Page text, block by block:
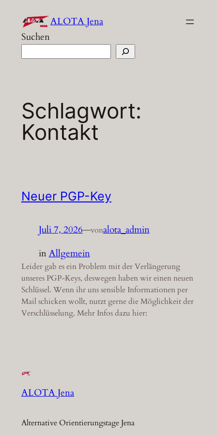
Inhalt
springen
ALOTA Jena
Suchen
Schlagwort:
Kontakt
Neuer PGP-Key
Juli 7, 2026—vonalota_admin
inAllgemein
Leider gab es ein Problem mit der Verlängerung
unseres PGP-Keys, deswegen haben wir einen neuen
Schlüssel. Wenn ihr uns sensible Informationen per
Mail schicken wollt, nutzt gerne die Möglichkeit der
Verschlüsselung. Mehr Infos dazu hier:
ALOTA Jena
Alternative Orientierungstage Jena